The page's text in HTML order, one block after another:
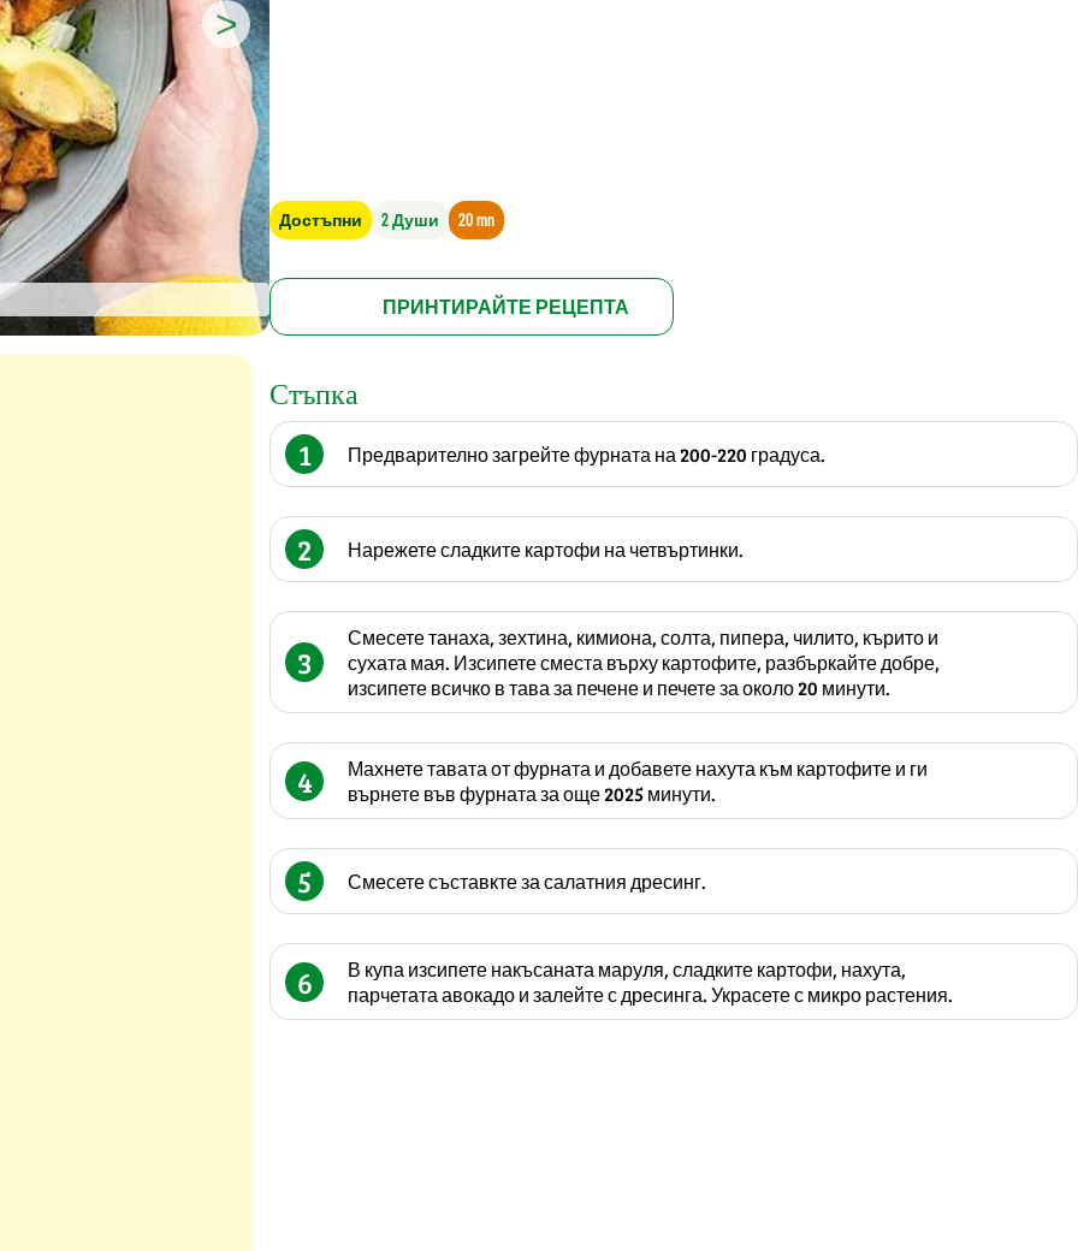
>
Достъпни 2 Души 20 mn
ПРИНТИРАЙТЕ РЕЦЕПТА
Стъпка
1 Предварително загрейте фурната на 200-220 градуса.
2 Нарежете сладките картофи на четвъртинки.
3
Смесете танаха, зехтина, кимиона, солта, пипера, чилито, кърито и
сухата мая. Изсипете сместа върху картофите, разбъркайте добре,
изсипете всичко в тава за печене и печете за около 20 минути.
4
Махнете тавата от фурната и добавете нахута към картофите и ги
върнете във фурната за още 2025 минути.
5 Смесете съставкте за салатния дресинг.
6
В купа изсипете накъсаната маруля, сладките картофи, нахута,
парчетата авокадо и залейте с дресинга. Украсете с микро растения.